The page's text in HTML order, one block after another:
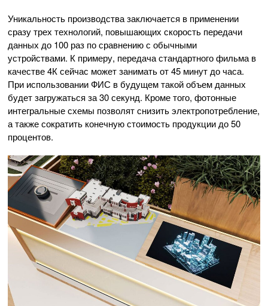
Уникальность производства заключается в применении
сразу трех технологий, повышающих скорость передачи
данных до 100 раз по сравнению с обычными
устройствами. К примеру, передача стандартного фильма в
качестве 4К сейчас может занимать от 45 минут до часа.
При использовании ФИС в будущем такой объем данных
будет загружаться за 30 секунд. Кроме того, фотонные
интегральные схемы позволят снизить электропотребление,
а также сократить конечную стоимость продукции до 50
процентов.